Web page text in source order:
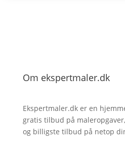
Om ekspertmaler.dk
Ekspertmaler.dk er en
gratis tilbud på
og billigste tilbud på netop